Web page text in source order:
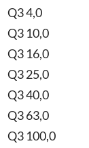
Q3 4,0
Q3 10,0
Q3 16,0
Q3 25,0
Q3 40,0
Q3 63,0
Q3 100,0